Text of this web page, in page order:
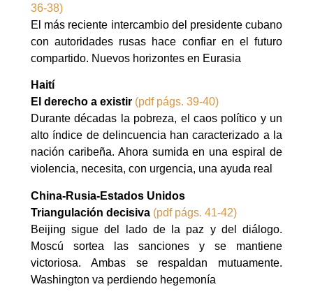
36-38)
El más reciente intercambio del presidente cubano
con autoridades rusas hace confiar en el futuro
compartido. Nuevos horizontes en Eurasia
Haití
El derecho a existir (pdf págs. 39-40)
Durante décadas la pobreza, el caos político y un
alto índice de delincuencia han caracterizado a la
nación caribeña. Ahora sumida en una espiral de
violencia, necesita, con urgencia, una ayuda real
China-Rusia-Estados Unidos
Triangulación decisiva (pdf págs. 41-42)
Beijing sigue del lado de la paz y del diálogo.
Moscú sortea las sanciones y se mantiene
victoriosa. Ambas se respaldan mutuamente.
Washington va perdiendo hegemonía